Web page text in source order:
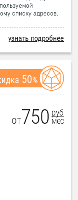
списку адресов.
узнать подробнее
50%
от750 руб
мес